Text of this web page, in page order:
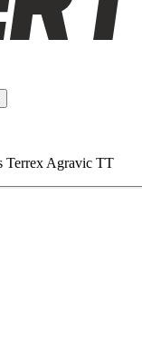
Terrex Agravic TT